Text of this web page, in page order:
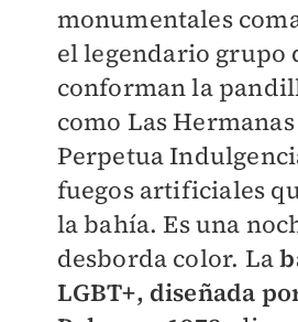
monumentales
el legendario grupo
conforman la
como Las
Perpetua
fuegos artificiales
la bahía. Es una
desborda color. La
LGBT+, diseñada